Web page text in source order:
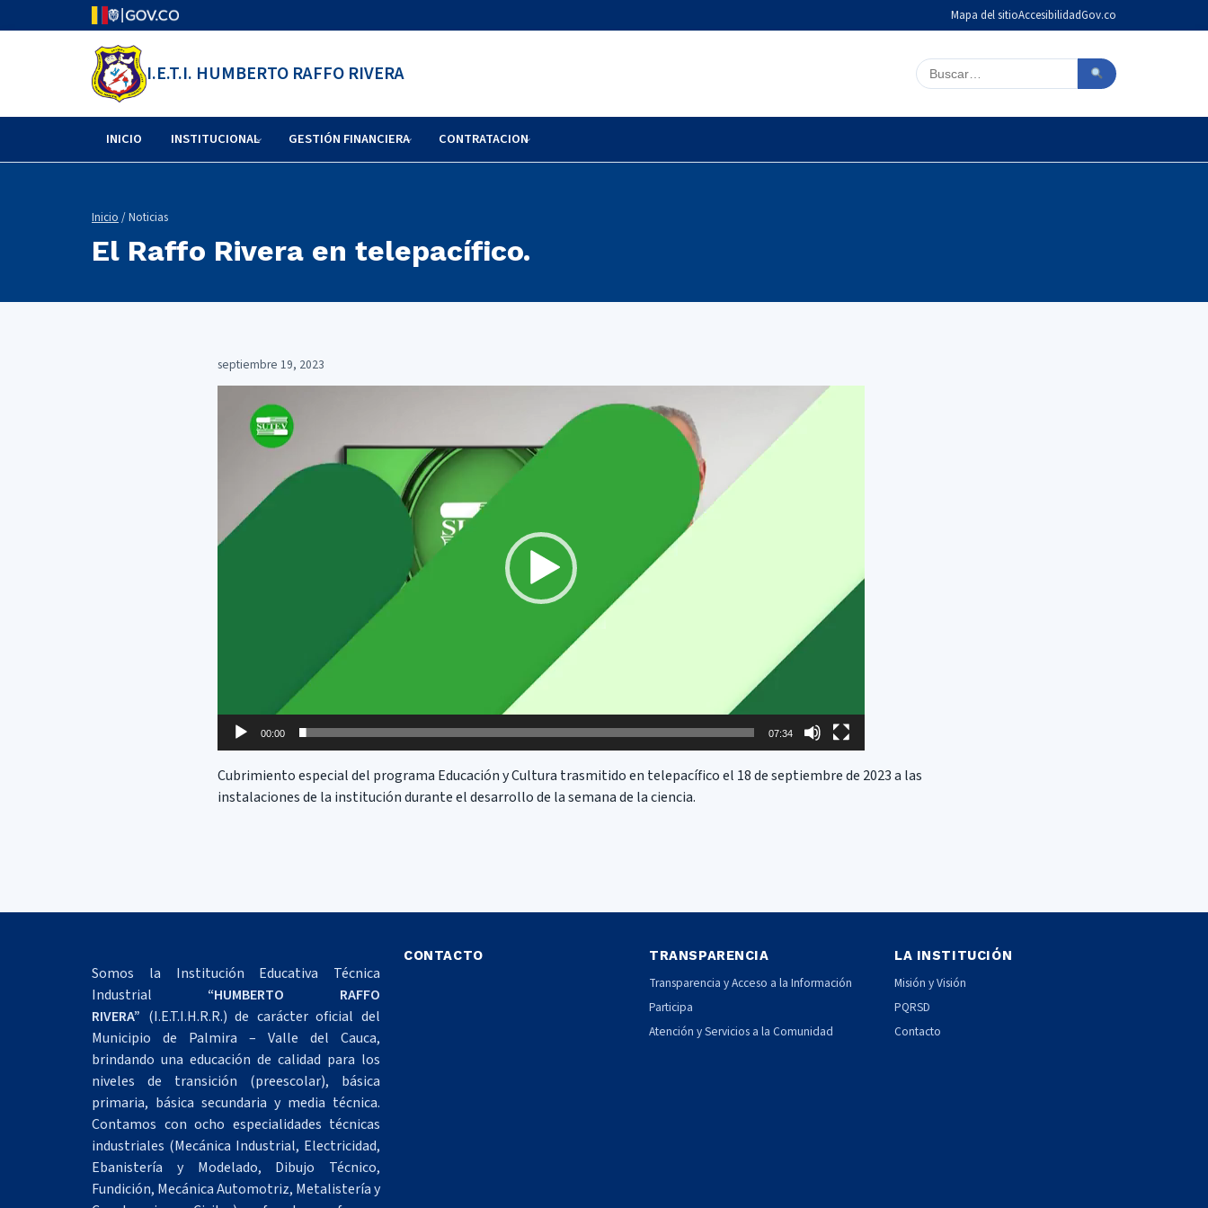
Mapa del sitioAccesibilidadGov.co
I.E.T.I. HUMBERTO RAFFO RIVERA Buscar en el sitio
INICIO INSTITUCIONAL GESTIÓN FINANCIERA CONTRATACION
Inicio / Noticias
El Raffo Rivera en telepacífico.
septiembre 19, 2023
00:00 07:34
Cubrimiento especial del programa Educación y Cultura trasmitido en telepacífico el 18 de septiembre de 2023 a las
instalaciones de la institución durante el desarrollo de la semana de la ciencia.
Somos la Institución Educativa Técnica
Industrial “HUMBERTO RAFFO
RIVERA” (I.E.T.I.H.R.R.) de carácter oficial del
Municipio de Palmira – Valle del Cauca,
brindando una educación de calidad para los
niveles de transición (preescolar), básica
primaria, básica secundaria y media técnica.
Contamos con ocho especialidades técnicas
industriales (Mecánica Industrial, Electricidad,
Ebanistería y Modelado, Dibujo Técnico,
Fundición, Mecánica Automotriz, Metalistería y
CONTACTO TRANSPARENCIA
Transparencia y Acceso a la Información
Participa
Atención y Servicios a la Comunidad
LA INSTITUCIÓN
Misión y Visión
PQRSD
Contacto